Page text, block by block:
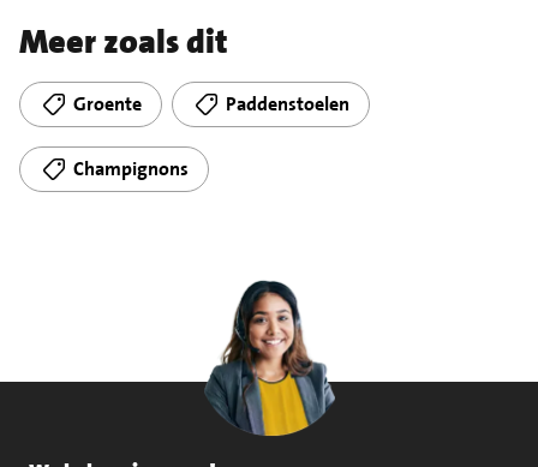
Meer zoals dit
Groente Paddenstoelen
Champignons